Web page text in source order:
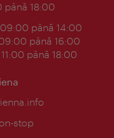
până 18:00
09:00 până 14:00
până 16:00
până 18:00
stop